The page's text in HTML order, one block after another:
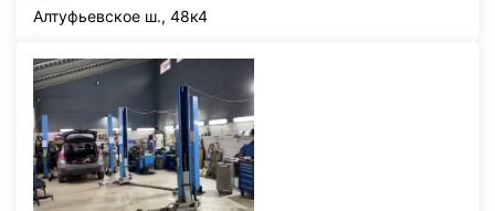
Алтуфьевское ш., 48к4